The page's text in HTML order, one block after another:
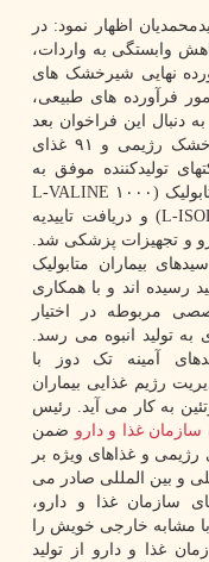
اظهار نمود: در
وابستگی به واردات،
نهایی شیرخشک های
فرآورده های طبیعی،
دنبال این فراخوان بعد
از تولید چندین فرآورده (از جمله ۴ شیرخشک رژیمی و ۹۱ غذای
تولیدکننده موفق به
تولید ۳ نوع اسید آمینه مورد نیاز بیماران متابولیک (L-VALINE ۱۰۰۰
و L-GLYCINE ۱۰۰۰ و L-ISOLEUCINE ۱۰۰۰) و دریافت تاییدیه
و تجهیزات پزشکی شد.
بیماران متابولیک
رسیده اند و با همکاری
مربوطه در اختیار
تولید انبوه می رسد.
آمینه تک دوز با
رژیم غذایی بیماران
به کار می آید. رئیس
سازمان غذا و دارو ضمن
و غذاهای ویژه بر
و بین المللی صادر می
سازمان غذا و دارو،
با مشابه خارجی خویش را
غذا و دارو از تولید